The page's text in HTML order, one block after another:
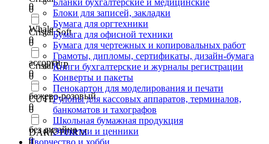
0
Whale
0
ассорти
0
бежево-розовый
0
без дизайна
0
0
Cristal Soft
0
Cristal UP
0
CUTE
0
DARK FORM
Бланки бухгалтерские и медицинские
Блоки для записей, закладки
Бумага для оргтехники
Бумага для офисной техники
Бумага для чертежных и копировальных работ
Грамоты, дипломы, сертификаты, дизайн-бумага
Книги бухгалтерские и журналы регистрации
Конверты и пакеты
Пенокартон для моделирования и печати
Рулоны для кассовых аппаратов, терминалов,
банкоматов и тахографов
Школьная бумажная продукция
Этикетки и ценники
Творчество и хобби